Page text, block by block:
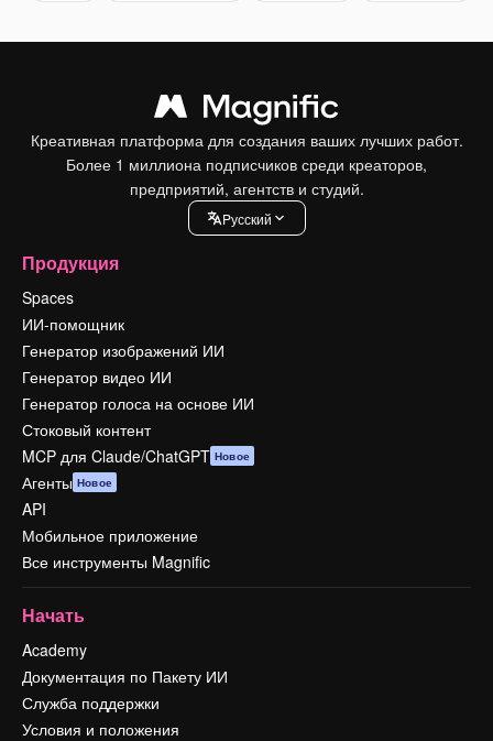
Креативная платформа для создания ваших лучших работ.
Более 1 миллиона подписчиков среди креаторов,
предприятий, агентств и студий.
Pусский
Продукция
Spaces
ИИ-помощник
Генератор изображений ИИ
Генератор видео ИИ
Генератор голоса на основе ИИ
Стоковый контент
MCP для Claude/ChatGPT Новое
Агенты Новое
API
Мобильное приложение
Все инструменты Magnific
Начать
Academy
Документация по Пакету ИИ
Служба поддержки
Условия и положения